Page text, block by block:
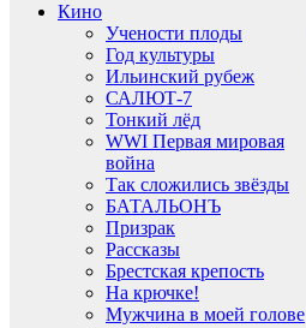
Кино
Учености плоды
Год культуры
Ильинский рубеж
САЛЮТ-7
Тонкий лёд
WWI Первая мировая
война
Так сложились звёзды
БАТАЛЬОНЪ
Призрак
Рассказы
Брестская крепость
На крючке!
Мужчина в моей голове